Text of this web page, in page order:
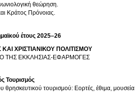
θεώρηση.
Κράτος Πρόνοιας.
έτους 2025–26
ΧΡΙΣΤΙΑΝΙΚΟΥ ΠΟΛΙΤΙΣΜΟΥ
ΤΗΣ ΕΚΚΛΗΣΙΑΣ-ΕΦΑΡΜΟΓΕΣ
Τουρισμός
θρησκευτικού τουρισμού: Εορτές, έθιμα, μουσεία